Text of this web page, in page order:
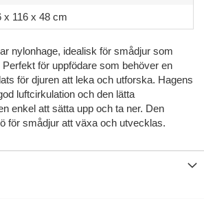
x 116 x 48 cm
nylonhage, idealisk för smådjur som
för uppfödare som behöver en
för djuren att leka och utforska. Hagens
luftcirkulation och den lätta
enkel att sätta upp och ta ner. Den
för smådjur att växa och utvecklas.